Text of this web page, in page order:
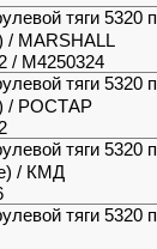
тяги 5320
/ MARSHALL
/ M4250324
тяги 5320
/ РОСТАР
тяги 5320
/ КМД
тяги 5320